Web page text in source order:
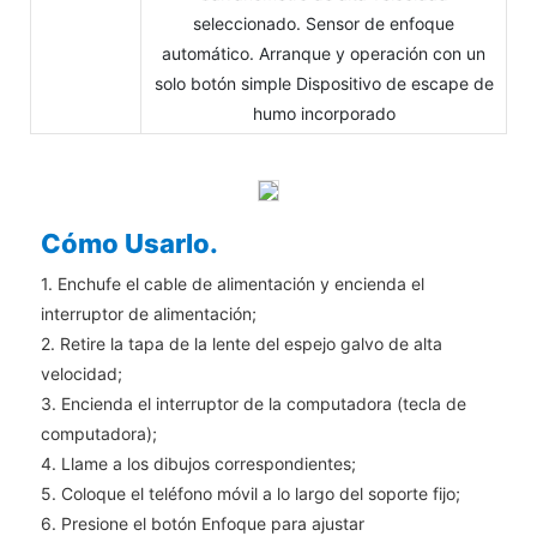
seleccionado. Sensor de enfoque
automático. Arranque y operación con un
solo botón simple Dispositivo de escape de
humo incorporado
Cómo Usarlo.
1. Enchufe el cable de alimentación y encienda el
interruptor de alimentación;
2. Retire la tapa de la lente del espejo galvo de alta
velocidad;
3. Encienda el interruptor de la computadora (tecla de
computadora);
4. Llame a los dibujos correspondientes;
5. Coloque el teléfono móvil a lo largo del soporte fijo;
6. Presione el botón Enfoque para ajustar